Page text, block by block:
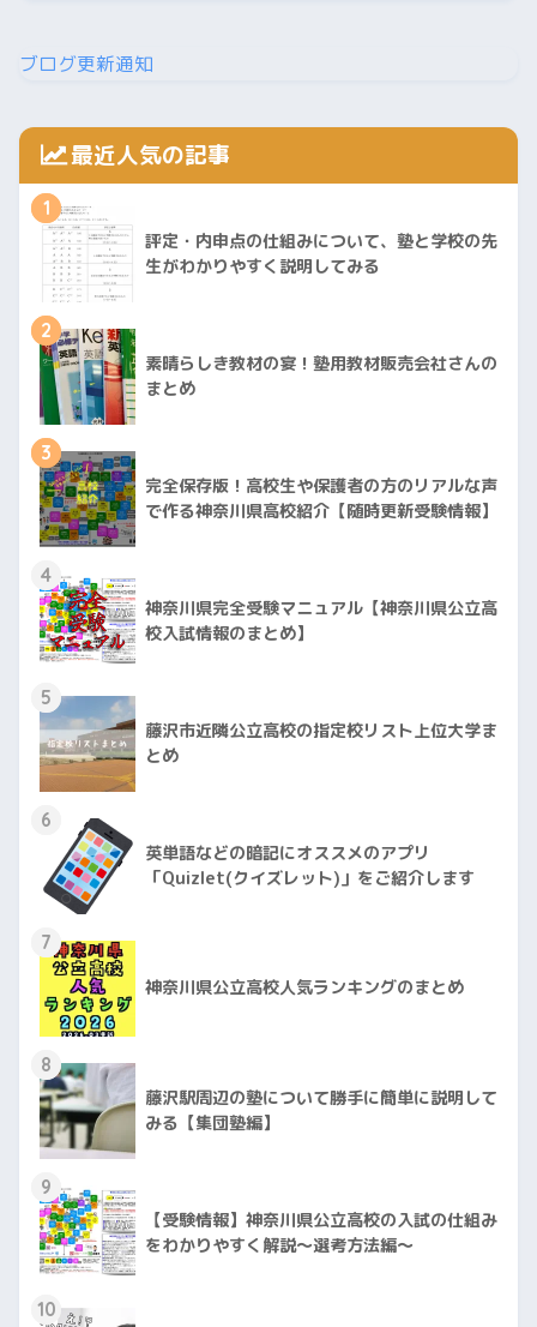
ブログ更新通知
最近人気の記事
1
評定・内申点の仕組みについて、塾と学校の先
生がわかりやすく説明してみる
2
素晴らしき教材の宴！塾用教材販売会社さんの
まとめ
3
完全保存版！高校生や保護者の方のリアルな声
で作る神奈川県高校紹介【随時更新受験情報】
4
神奈川県完全受験マニュアル【神奈川県公立高
校入試情報のまとめ】
5
藤沢市近隣公立高校の指定校リスト上位大学ま
とめ
6
英単語などの暗記にオススメのアプリ
「Quizlet(クイズレット)」をご紹介します
7
神奈川県公立高校人気ランキングのまとめ
8
藤沢駅周辺の塾について勝手に簡単に説明して
みる【集団塾編】
9
【受験情報】神奈川県公立高校の入試の仕組み
をわかりやすく解説〜選考方法編〜
10